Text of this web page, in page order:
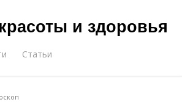
и здоровья
Статьи